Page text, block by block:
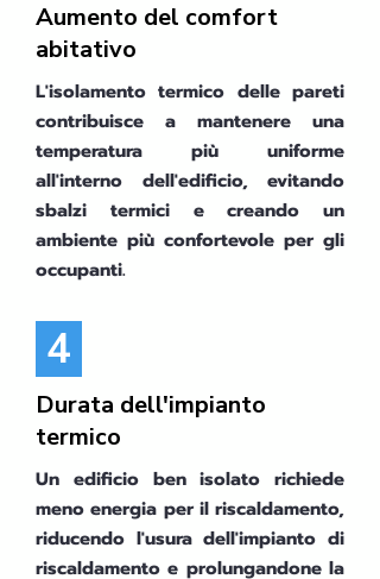
Aumento del comfort
abitativo
L'isolamento termico delle pareti
contribuisce a mantenere una
temperatura più uniforme
all'interno dell'edificio, evitando
sbalzi termici e creando un
ambiente più confortevole per gli
occupanti.
4
Durata dell'impianto
termico
Un edificio ben isolato richiede
meno energia per il riscaldamento,
riducendo l'usura dell'impianto di
riscaldamento e prolungandone la